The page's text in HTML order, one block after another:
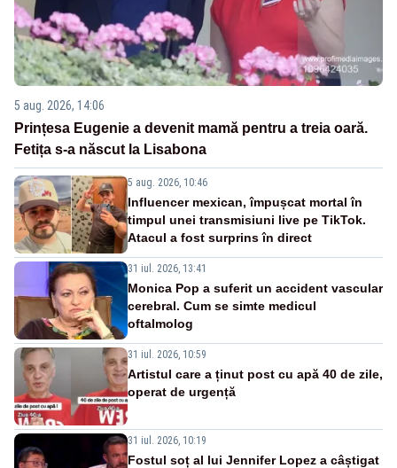
5 aug. 2026, 14:06
Prințesa Eugenie a devenit mamă pentru a treia oară.
Fetița s-a născut la Lisabona
5 aug. 2026, 10:46
Influencer mexican, împușcat mortal în
timpul unei transmisiuni live pe TikTok.
Atacul a fost surprins în direct
31 iul. 2026, 13:41
Monica Pop a suferit un accident vascular
cerebral. Cum se simte medicul
oftalmolog
31 iul. 2026, 10:59
Artistul care a ținut post cu apă 40 de zile,
operat de urgență
31 iul. 2026, 10:19
Fostul soț al lui Jennifer Lopez a câștigat